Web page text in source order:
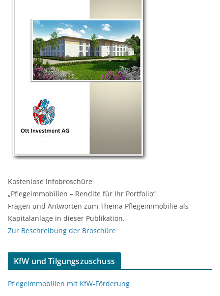
Kostenlose Infobroschüre
„Pflegeimmobilien – Rendite für Ihr Portfolio“
Fragen und Antworten zum Thema Pflegeimmobilie als
Kapitalanlage in dieser Publikation.
Zur Beschreibung der Broschüre
KfW und Tilgungszuschuss
Pflegeimmobilien mit KfW-Förderung